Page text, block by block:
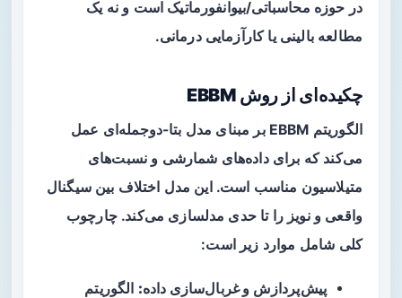
در حوزه محاسباتی/بیوانفورماتیک است و نه یک
مطالعه بالینی یا کارآزمایی درمانی.
چکیده‌ای از روش EBBM
الگوریتم EBBM بر مبنای مدل بتا-دوجمله‌ای عمل
می‌کند که برای داده‌های شمارشی و نسبت‌های
متیلاسیون مناسب است. این مدل اختلاف بین سیگنال
واقعی و نویز را تا حدی مدلسازی می‌کند. چارچوب
کلی شامل موارد زیر است:
پیش‌پردازش و غربال‌سازی داده: الگوریتم